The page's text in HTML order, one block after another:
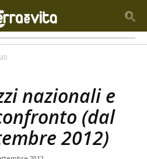
nazionali e
(dal
2012)